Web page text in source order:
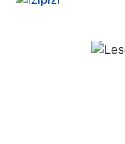
Bildergalerie